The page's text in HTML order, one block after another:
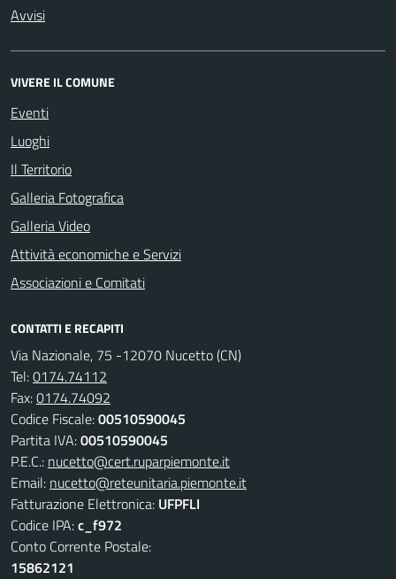
Avvisi
VIVERE IL COMUNE
Eventi
Luoghi
Il Territorio
Galleria Fotografica
Galleria Video
Attività economiche e Servizi
Associazioni e Comitati
CONTATTI E RECAPITI
Via Nazionale, 75 -12070 Nucetto (CN)
Tel:0174.74112
Fax:0174.74092
Codice Fiscale:00510590045
Partita IVA:00510590045
P.E.C.: nucetto@cert.ruparpiemonte.it
Email: nucetto@reteunitaria.piemonte.it
Fatturazione Elettronica: UFPFLI
Codice IPA:c_f972
Conto Corrente Postale:
15862121